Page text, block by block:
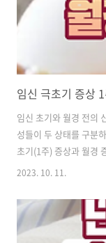
임신 극초기 증상
임신 초기와 월경 전의
성들이 두 상태를 구분
초기(1주) 증상과 월경
니다. 또한 관계 후에 몸
분류는 없으나 여기에
기를 지칭합니다. 수정
소요되며 그 후부터는
2023. 10. 11.